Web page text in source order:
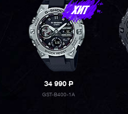
34 990P
GST-B400-1A